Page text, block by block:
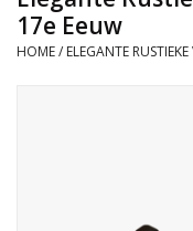
Kacheltjes
17e Eeuw
HOME/ ELEGANTE